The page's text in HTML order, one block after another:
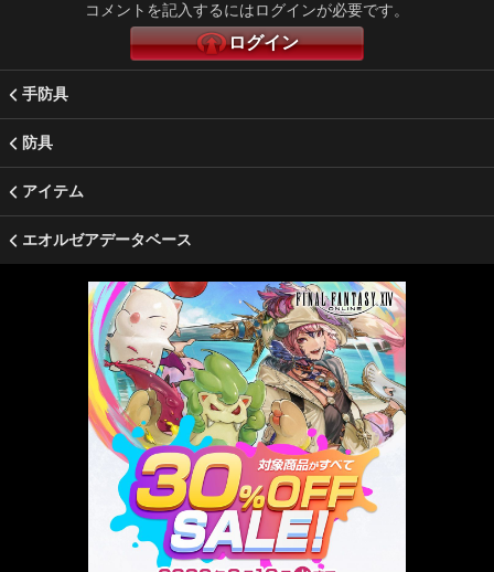
コメントを記入するにはログインが必要です。
ログイン
手防具
防具
アイテム
エオルゼアデータベース